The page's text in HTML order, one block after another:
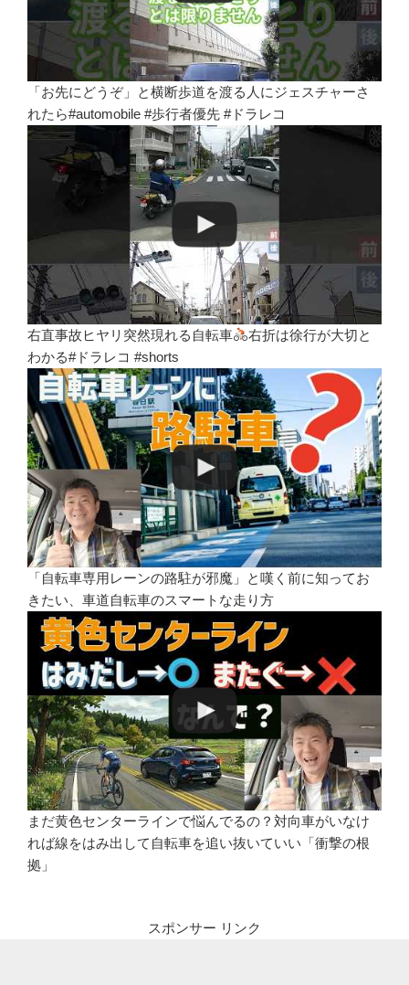
「お先にどうぞ」と横断歩道を渡る人にジェスチャーさ
れたら#automobile #歩行者優先 #ドラレコ
右直事故ヒヤリ突然現れる自転車
右折は徐行が大切と
わかる#ドラレコ #shorts
「自転車専用レーンの路駐が邪魔」と嘆く前に知ってお
きたい、車道自転車のスマートな走り方
まだ黄色センターラインで悩んでるの？対向車がいなけ
れば線をはみ出して自転車を追い抜いていい「衝撃の根
拠」
スポンサー リンク